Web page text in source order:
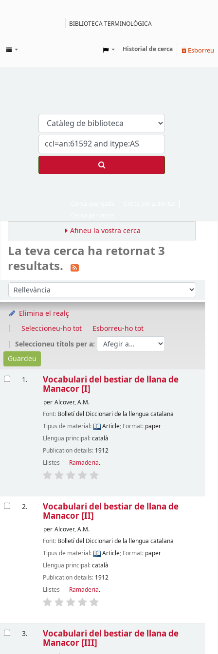
BIBLIOTECA TERMINOLÒGICA
Historial de cerca Esborreu
Afineu la vostra cerca
La teva cerca ha retornat 3
resultats.
Ordeneu per:
Elimina el realç
Seleccioneu-ho tot
Esborreu-ho tot
Seleccioneu títols per a:
1. Vocabulari del bestiar de llana de
Manacor [I]
per Alcover, A.M.
Font: Bolletí del Diccionari de la llengua catalana
Tipus de material:
Article; Format: paper
Llengua principal:català
Publication details: 1912
Llistes
Ramaderia.
2. Vocabulari del bestiar de llana de
Manacor [II]
per Alcover, A.M.
Font: Bolletí del Diccionari de la llengua catalana
Tipus de material:
Article; Format: paper
Llengua principal:català
Publication details: 1912
Llistes
Ramaderia.
3. Vocabulari del bestiar de llana de
Manacor [III]